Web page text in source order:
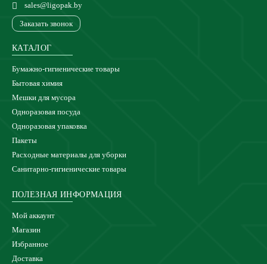
sales@ligopak.by
Заказать звонок
КАТАЛОГ
Бумажно-гигиенические товары
Бытовая химия
Мешки для мусора
Одноразовая посуда
Одноразовая упаковка
Пакеты
Расходные материалы для уборки
Санитарно-гигиенические товары
ПОЛЕЗНАЯ ИНФОРМАЦИЯ
Мой аккаунт
Магазин
Избранное
Доставка